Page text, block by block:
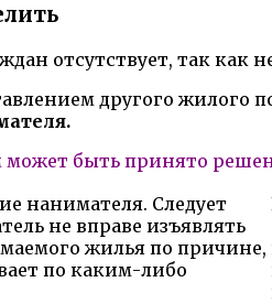
отсутствует, так
другого
быть принято
нанимателя. Следует
не вправе изъявлять
жилья по причине,
по каким-либо